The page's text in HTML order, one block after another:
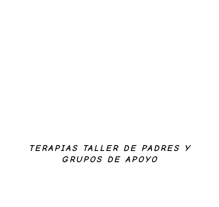
TERAPIAS TALLER DE PADRES Y
GRUPOS DE APOYO